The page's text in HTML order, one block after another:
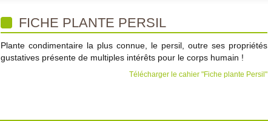
FICHE PLANTE PERSIL
Plante condimentaire la plus connue, le persil, outre ses propriétés
gustatives présente de multiples intérêts pour le corps humain !
Télécharger le cahier "Fiche plante Persil"